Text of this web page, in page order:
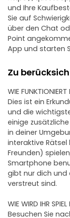
und Ihre
Sie auf
über den Chat
Point
App und starten
Zu
WIE FUNKTIONIERT
Dies ist ein
und die
einige
in deiner
interaktive
Freunden)
Smartphone
gibt nur dich und
verstreut sind.
WIE WIRD IHR
Besuchen Sie